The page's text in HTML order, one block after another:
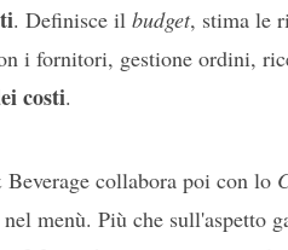
. Definisce il budget, stima le
i fornitori, gestione ordini,
costi.
collabora poi con lo
menù. Più che sull'aspetto